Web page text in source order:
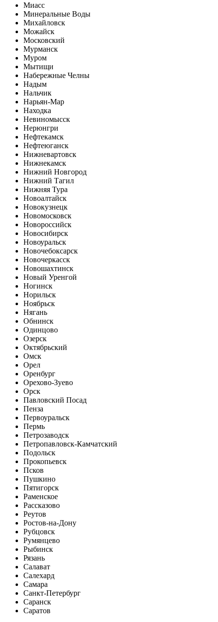
Миасс
Минеральные Воды
Михайловск
Можайск
Московский
Мурманск
Муром
Мытищи
Набережные Челны
Надым
Нальчик
Нарьян-Мар
Находка
Невиномысск
Нерюнгри
Нефтекамск
Нефтеюганск
Нижневартовск
Нижнекамск
Нижний Новгород
Нижний Тагил
Нижняя Тура
Новоалтайск
Новокузнецк
Новомосковск
Новороссийск
Новосибирск
Новоуральск
Новочебоксарск
Новочеркасск
Новошахтинск
Новый Уренгой
Ногинск
Норильск
Ноябрьск
Нягань
Обнинск
Одинцово
Озерск
Октябрьский
Омск
Орел
Оренбург
Орехово-Зуево
Орск
Павловский Посад
Пенза
Первоуральск
Пермь
Петрозаводск
Петропавловск-Камчатский
Подольск
Прокопьевск
Псков
Пушкино
Пятигорск
Раменское
Рассказово
Реутов
Ростов-на-Дону
Рубцовск
Румянцево
Рыбинск
Рязань
Салават
Салехард
Самара
Санкт-Петербург
Саранск
Саратов